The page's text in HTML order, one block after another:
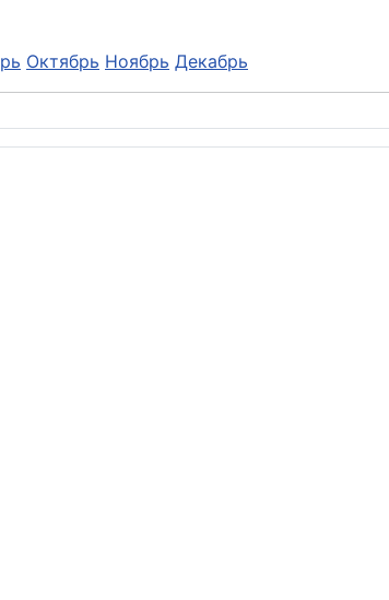
Октябрь Ноябрь Декабрь